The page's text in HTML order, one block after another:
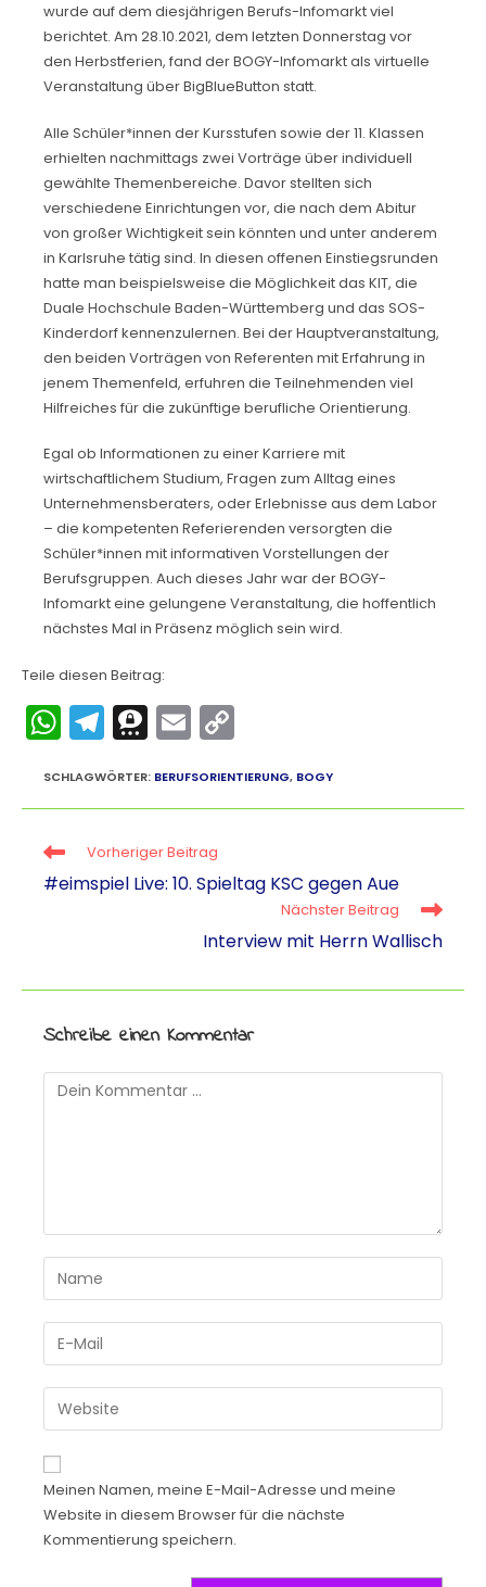
wurde auf dem diesjährigen Berufs-Infomarkt viel
berichtet. Am 28.10.2021, dem letzten Donnerstag vor
den Herbstferien, fand der BOGY-Infomarkt als virtuelle
Veranstaltung über BigBlueButton statt.
Alle Schüler*innen der Kursstufen sowie der 11. Klassen
erhielten nachmittags zwei Vorträge über individuell
gewählte Themenbereiche. Davor stellten sich
verschiedene Einrichtungen vor, die nach dem Abitur
von großer Wichtigkeit sein könnten und unter anderem
in Karlsruhe tätig sind. In diesen offenen Einstiegsrunden
hatte man beispielsweise die Möglichkeit das KIT, die
Duale Hochschule Baden-Württemberg und das SOS-
Kinderdorf kennenzulernen. Bei der Hauptveranstaltung,
den beiden Vorträgen von Referenten mit Erfahrung in
jenem Themenfeld, erfuhren die Teilnehmenden viel
Hilfreiches für die zukünftige berufliche Orientierung.
Egal ob Informationen zu einer Karriere mit
wirtschaftlichem Studium, Fragen zum Alltag eines
Unternehmensberaters, oder Erlebnisse aus dem Labor
– die kompetenten Referierenden versorgten die
Schüler*innen mit informativen Vorstellungen der
Berufsgruppen. Auch dieses Jahr war der BOGY-
Infomarkt eine gelungene Veranstaltung, die hoffentlich
nächstes Mal in Präsenz möglich sein wird.
Teile diesen Beitrag:
W
h
a
ts
A
p
T
el
e
gr
a
m
T
hr
e
e
m
a
E
m
ai
l
p
y
n
k
SCHLAGWÖRTER: BERUFSORIENTIERUNG, BOGY
Vorheriger Beitrag
#eimspiel Live: 10. Spieltag KSC gegen Aue
Nächster Beitrag
Interview mit Herrn Wallisch
Schreibe einen Kommentar
Meinen Namen, meine E-Mail-Adresse und meine
Website in diesem Browser für die nächste
Kommentierung speichern.